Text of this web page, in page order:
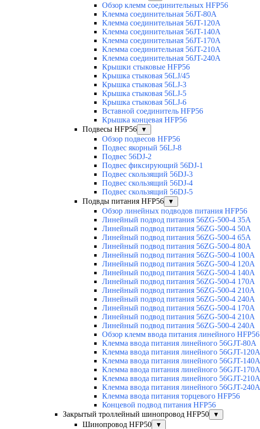
Обзор клемм соединительных HFP56
Клемма соединительная 56JT-80A
Клемма соединительная 56JT-120A
Клемма соединительная 56JT-140A
Клемма соединительная 56JT-170A
Клемма соединительная 56JT-210A
Клемма соединительная 56JT-240A
Крышки стыковые HFP56
Крышка стыковая 56LJ/45
Крышка стыковая 56LJ-3
Крышка стыковая 56LJ-5
Крышка стыковая 56LJ-6
Вставной соединитель HFP56
Крышка концевая HFP56
Подвесы HFP56
▼
Обзор подвесов HFP56
Подвес якорный 56LJ-8
Подвес 56DJ-2
Подвес фиксирующий 56DJ-1
Подвес скользящий 56DJ-3
Подвес скользящий 56DJ-4
Подвес скользящий 56DJ-5
Подвды питания HFP56
▼
Обзор линейных подводов питания HFP56
Линейный подвод питания 56ZG-500-4 35A
Линейный подвод питания 56ZG-500-4 50A
Линейный подвод питания 56ZG-500-4 65A
Линейный подвод питания 56ZG-500-4 80A
Линейный подвод питания 56ZG-500-4 100A
Линейный подвод питания 56ZG-500-4 120A
Линейный подвод питания 56ZG-500-4 140A
Линейный подвод питания 56ZG-500-4 170A
Линейный подвод питания 56ZG-500-4 210A
Линейный подвод питания 56ZG-500-4 240A
Линейный подвод питания 56ZG-500-4 170A
Линейный подвод питания 56ZG-500-4 210A
Линейный подвод питания 56ZG-500-4 240A
Обзор клемм ввода питания линейного HFP56
Клемма ввода питания линейного 56GJT-80A
Клемма ввода питания линейного 56GJT-120A
Клемма ввода питания линейного 56GJT-140A
Клемма ввода питания линейного 56GJT-170A
Клемма ввода питания линейного 56GJT-210A
Клемма ввода питания линейного 56GJT-240A
Клемма ввода питания торцевого HFP56
Концевой подвод питания HFP56
Закрытый троллейный шинопровод HFP50
▼
Шинопровод HFP50 ▼